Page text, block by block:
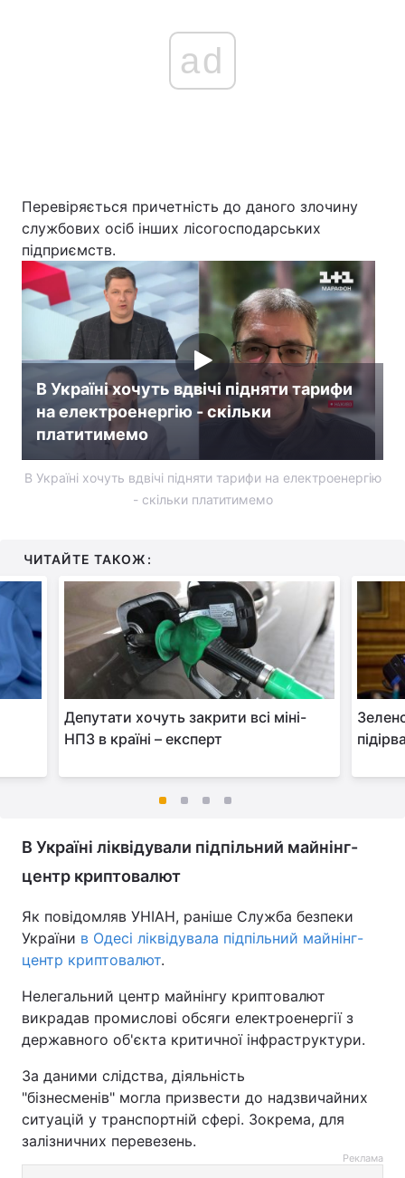
ad
Перевіряється причетність до даного злочину
службових осіб інших лісогосподарських
підприємств.
В Україні хочуть вдвічі підняти тарифи
на електроенергію - скільки
платитимемо
В Україні хочуть вдвічі підняти тарифи на електроенергію
- скільки платитимемо
ЧИТАЙТЕ ТАКОЖ:
Депутати хочуть закрити всі міні-
НПЗ в країні – експерт
В Україні ліквідували підпільний майнінг-
центр криптовалют
Як повідомляв УНІАН, раніше Служба безпеки
України в Одесі ліквідувала підпільний майнінг-
центр криптовалют.
Нелегальний центр майнінгу криптовалют
викрадав промислові обсяги електроенергії з
державного об'єкта критичної інфраструктури.
За даними слідства, діяльність
"бізнесменів" могла призвести до надзвичайних
ситуацій у транспортній сфері. Зокрема, для
залізничних перевезень.
Реклама